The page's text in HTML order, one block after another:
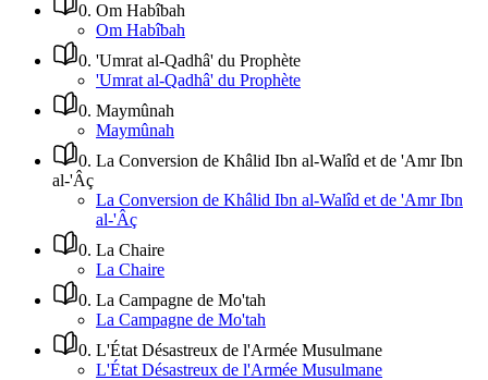
0. Om Habîbah
Om Habîbah
0. 'Umrat al-Qadhâ' du Prophète
'Umrat al-Qadhâ' du Prophète
0. Maymûnah
Maymûnah
0. La Conversion de Khâlid Ibn al-Walîd et de 'Amr Ibn
al-'Âç
La Conversion de Khâlid Ibn al-Walîd et de 'Amr Ibn
al-'Âç
0. La Chaire
La Chaire
0. La Campagne de Mo'tah
La Campagne de Mo'tah
0. L'État Désastreux de l'Armée Musulmane
L'État Désastreux de l'Armée Musulmane